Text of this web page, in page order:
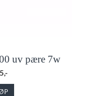
uv pære 7w